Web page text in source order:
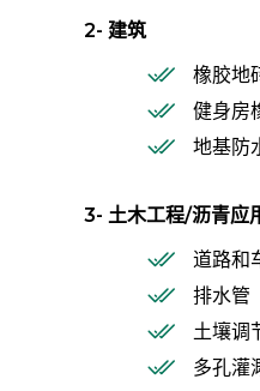
2- 建筑
橡胶地
健身房
地基防
3- 土木工程/沥青应
道路和
排水管
土壤调
多孔灌